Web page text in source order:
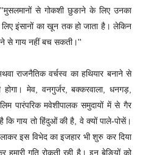
से गोकशी छुङाने के लिए उनका
लिए इंसानों का खून तक हो जाता है। लेकिन
से गाय नहीं बच सकती।''
राजनैतिक वर्चस्व का हथियार बनाने से
मेव, वनगुर्जर, बक्करवाला, धनगड़,
पारंपरिक मवेशीपालक समुदायों में से गैर
गाय तो हिंदुओं की है, वे क्यों पाले-पोसें।
इस विभेद का इजहार भी शुरु कर दिया
गति रोकती रही है। इन बेङियों को